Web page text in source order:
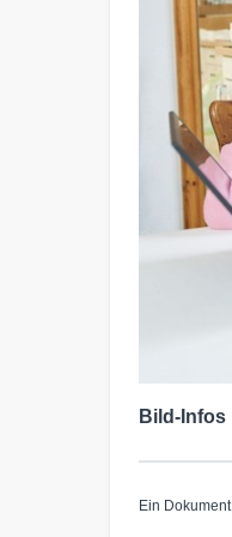
Bild-Infos
Ein Dokument